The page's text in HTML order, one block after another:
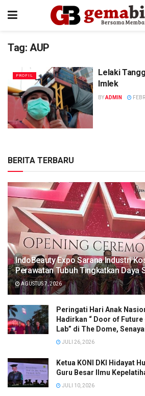
Tag: AUP
PROFIL
Lelaki
Imlek
BYADMIN
BERITA TERBARU
IndoBeauty Expo Sarana Industri
Perawatan Tubuh Tingkatkan Daya
AGUSTUS 7, 2026
Peringati Hari Anak
Hadirkan “ Door of
Lab” di The Dome,
JULI 26, 2026
Ketua KONI DKI Hidayat
Guru Besar Ilmu
JULI 10, 2026